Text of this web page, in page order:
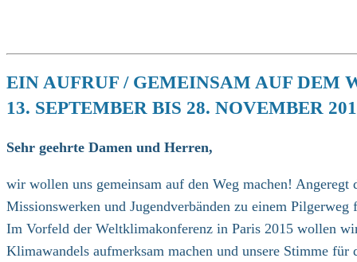
EIN AUFRUF / GEMEINSAM AUF DEM
13. SEPTEMBER BIS 28. NOVEMBER
Sehr geehrte Damen und Herren,
wir wollen uns gemeinsam auf den Weg machen!
Missionswerken und Jugendverbänden zu einem
Im Vorfeld der Weltklimakonferenz in Paris 2015 wollen
Klimawandels aufmerksam machen und unsere Stimme